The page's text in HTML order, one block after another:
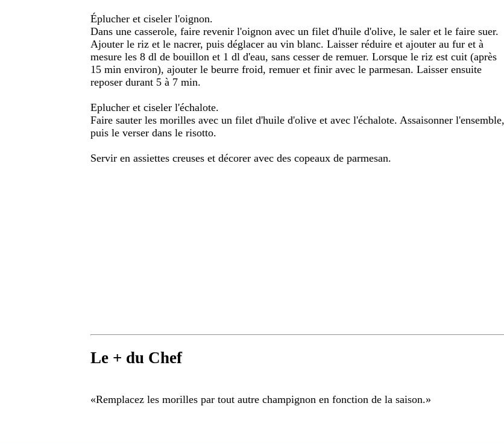
Éplucher et ciseler l'oignon.
Dans une casserole, faire revenir l'oignon avec un filet d'huile d'olive, le saler et le faire suer.
Ajouter le riz et le nacrer, puis déglacer au vin blanc. Laisser réduire et ajouter au fur et à
mesure les 8 dl de bouillon et 1 dl d'eau, sans cesser de remuer. Lorsque le riz est cuit (après
15 min environ), ajouter le beurre froid, remuer et finir avec le parmesan. Laisser ensuite
reposer durant 5 à 7 min.
Eplucher et ciseler l'échalote.
Faire sauter les morilles avec un filet d'huile d'olive et avec l'échalote. Assaisonner l'ensemble,
puis le verser dans le risotto.
Servir en assiettes creuses et décorer avec des copeaux de parmesan.
Le + du Chef
«Remplacez les morilles par tout autre champignon en fonction de la saison.»